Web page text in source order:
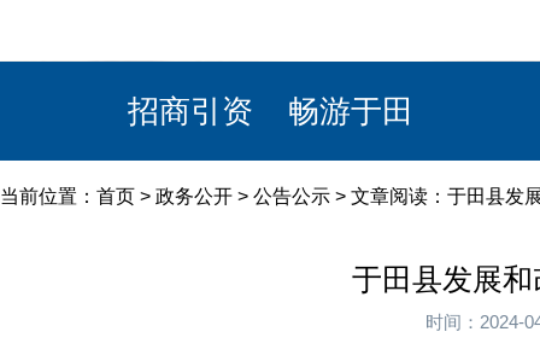
招商引资 畅游于田
当前位置： 首页 > 政务公开 > 公告公示 > 文章阅读：于田县发
于田县发展和
时间：2024-